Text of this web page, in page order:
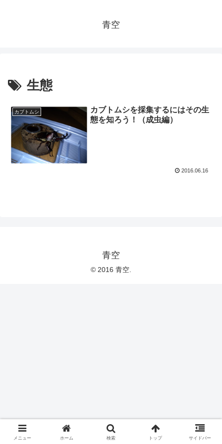
青空
生態
カブトムシ
カブトムシを採集するにはその生
態を知ろう！（成虫編）
2016.06.16
青空
© 2016 青空.
メニュー ホーム 検索 トップ サイドバー